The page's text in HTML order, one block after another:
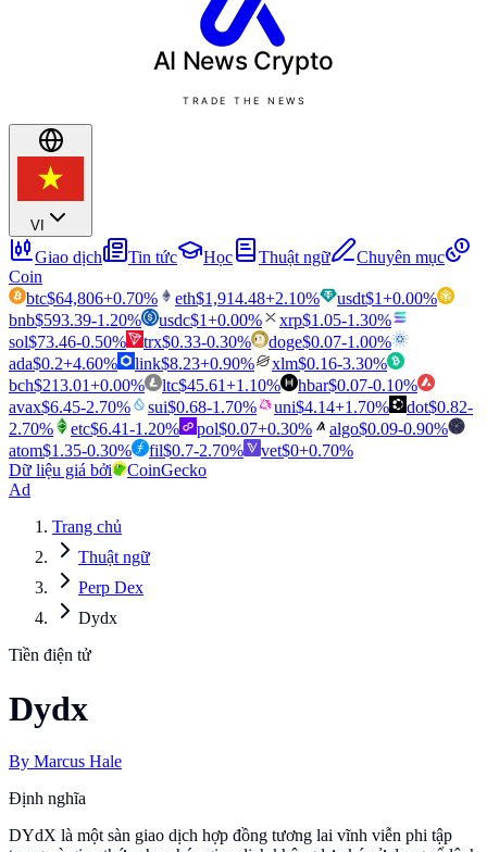
AI News Crypto
TRADE THE NEWS
VI
Giao dịch Tin tức Học Thuật ngữ
Chuyên mục
Coin
btc$64,806+0.70% eth$1,914.48+2.10% usdt$1+0.00%
bnb$593.39-1.20% usdc$1+0.00% xrp$1.05-1.30%
sol$73.46-0.50% trx$0.33-0.30% doge$0.07-1.00%
ada$0.2+4.60% link$8.23+0.90% xlm$0.16-3.30%
bch$213.01+0.00% ltc$45.61+1.10% hbar$0.07-0.10%
avax$6.45-2.70% sui$0.68-1.70% uni$4.14+1.70% dot$0.82-
2.70% etc$6.41-1.20% pol$0.07+0.30% algo$0.09-0.90%
atom$1.35-0.30% fil$0.7-2.70% vet$0+0.70%
Dữ liệu giá bởi
CoinGecko
Ad
Trang chủ
Thuật ngữ
Perp Dex
Dydx
Tiền điện tử
Dydx
By Marcus Hale
Định nghĩa
DYdX là một sàn giao dịch hợp đồng tương lai vĩnh viễn phi tập